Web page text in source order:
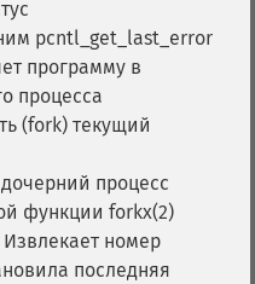
pcntl_get_last_error
программу в
процесса
(fork) текущий
процесс
функции forkx(2)
номер
последняя